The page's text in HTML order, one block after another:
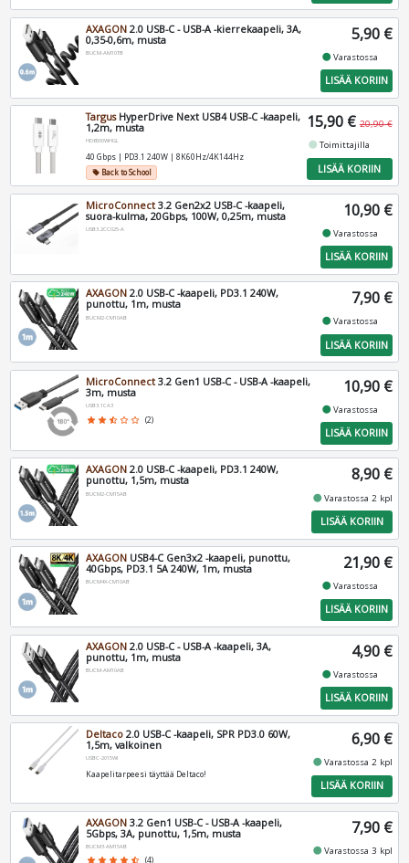
AXAGON 2.0 USB-C - USB-A -kierrekaapeli, 3A,
0,35-0,6m, musta
BUCM-AM10TB
5,90 €
fiber_manual_recordVarastossa
LISÄÄ KORIIN
TargusHyperDrive Next USB4 USB-C -kaapeli,
1,2m, musta
HD6500WHGL
40 Gbps | PD3.1 240W | 8K60Hz/4K144Hz
local_offerBack to School
15,90 € 20,90 €
fiber_manual_record Toimittajilla
LISÄÄ KORIIN
MicroConnect 3.2 Gen2x2 USB-C -kaapeli,
suora-kulma, 20Gbps, 100W, 0,25m, musta
USB3.2CC025-A
10,90 €
fiber_manual_recordVarastossa
LISÄÄ KORIIN
AXAGON 2.0 USB-C -kaapeli, PD3.1 240W,
punottu, 1m, musta
BUCM2-CM10AB
7,90 €
fiber_manual_recordVarastossa
LISÄÄ KORIIN
MicroConnect 3.2 Gen1 USB-C - USB-A -kaapeli,
3m, musta
USB3.1CA3
star star star_half star_border star_border (2)
10,90 €
fiber_manual_recordVarastossa
LISÄÄ KORIIN
AXAGON 2.0 USB-C -kaapeli, PD3.1 240W,
punottu, 1,5m, musta
BUCM2-CM15AB
8,90 €
fiber_manual_recordVarastossa 2 kpl
LISÄÄ KORIIN
AXAGON USB4-C Gen3x2 -kaapeli, punottu,
40Gbps, PD3.1 5A 240W, 1m, musta
BUCM4X-CM10AB
21,90 €
fiber_manual_recordVarastossa
LISÄÄ KORIIN
AXAGON 2.0 USB-C - USB-A -kaapeli, 3A,
punottu, 1m, musta
BUCM-AM10AB
4,90 €
fiber_manual_recordVarastossa
LISÄÄ KORIIN
Deltaco 2.0 USB-C -kaapeli, SPR PD3.0 60W,
1,5m, valkoinen
USBC-2015WI
Kaapelitarpeesi täyttää Deltaco!
6,90 €
fiber_manual_recordVarastossa 2 kpl
LISÄÄ KORIIN
AXAGON 3.2 Gen1 USB-C - USB-A -kaapeli,
5Gbps, 3A, punottu, 1,5m, musta
BUCM3-AM15AB
star star star star star_half (4)
7,90 €
fiber_manual_recordVarastossa 3 kpl